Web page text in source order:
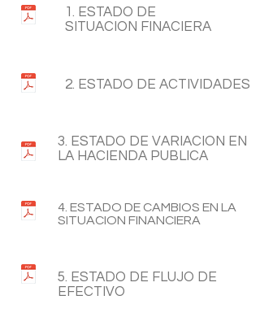
1. ESTADO DE
SITUACION FINACIERA
2. ESTADO DE ACTIVIDADES
3. ESTADO DE VARIACION EN
LA HACIENDA PUBLICA
4. ESTADO DE CAMBIOS EN LA
SITUACION FINANCIERA
5. ESTADO DE FLUJO DE
EFECTIVO